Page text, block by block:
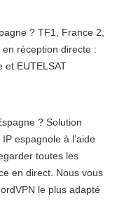
? TF1, France 2,
réception directe :
et EUTELSAT
? Solution
espagnole à l’aide
toutes les
en direct. Nous vous
le plus adapté